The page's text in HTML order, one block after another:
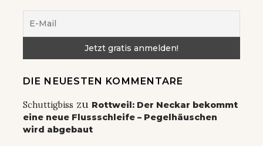
DIE NEUESTEN KOMMENTARE
Schuttigbiss zu Rottweil: Der Neckar bekommt
eine neue Flussschleife – Pegelhäuschen
wird abgebaut